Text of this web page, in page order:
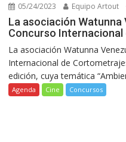
05/24/2023 Equipo Artout
La asociación
Concurso
La asociación Watunna
Internacional de
edición, cuya temática
Agenda Cine Concursos